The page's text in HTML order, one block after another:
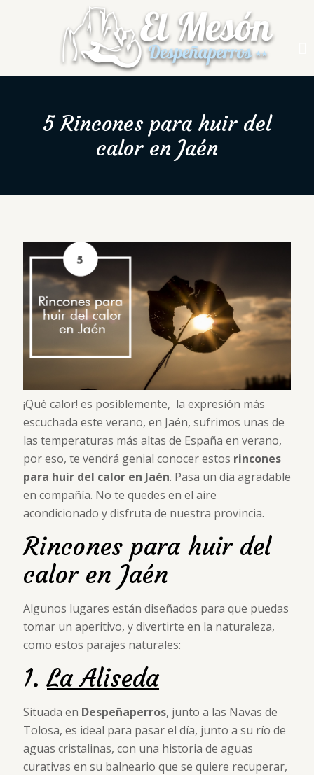
5 Rincones para huir del
calor en Jaén
¡Qué calor! es posiblemente, la expresión más
escuchada este verano, en Jaén, sufrimos unas de
las temperaturas más altas de España en verano,
por eso, te vendrá genial conocer estos rincones
para huir del calor en Jaén. Pasa un día agradable
en compañía. No te quedes en el aire
acondicionado y disfruta de nuestra provincia.
Rincones para huir del
calor en Jaén
Algunos lugares están diseñados para que puedas
tomar un aperitivo, y divertirte en la naturaleza,
como estos parajes naturales:
1.La Aliseda
Situada en Despeñaperros, junto a las Navas de
Tolosa, es ideal para pasar el día, junto a su río de
aguas cristalinas, con una historia de aguas
curativas en su balneario que se quiere recuperar,